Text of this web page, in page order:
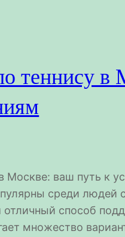
теннису
Москве: ваш путь к
среди людей
отличный способ
множество